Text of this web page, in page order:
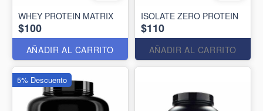
WHEY PROTEIN MATRIX
$100
AÑADIR AL CARRITO
ISOLATE ZERO PROTEIN
$110
AÑADIR AL CARRITO
5% Descuento